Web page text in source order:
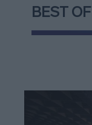
BEST OF